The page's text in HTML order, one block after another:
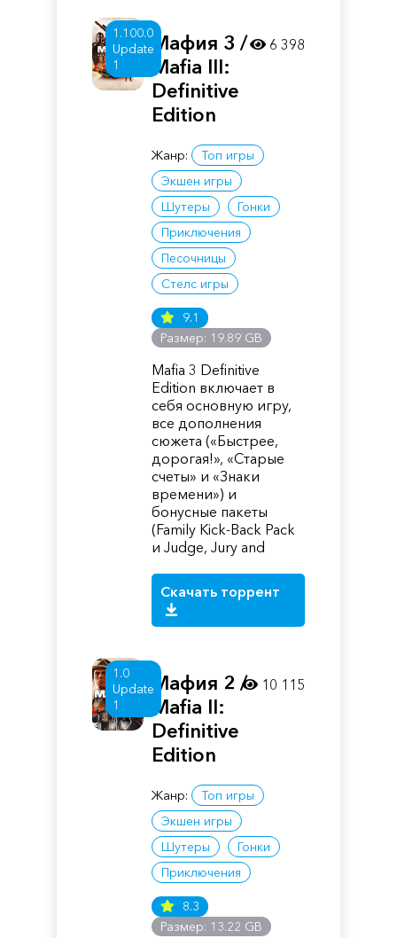
1.100.0
Update
1
Мафия 3 /
Mafia III:
Definitive
Edition
Жанр:
Топ игры
Экшен игры
Шутеры
Гонки
Приключения
Песочницы
Стелс игры
9.1
Размер: 19.89 GB
Mafia 3 Definitive
Edition включает в
себя основную игру,
все дополнения
сюжета («Быстрее,
дорогая!», «Старые
счеты» и «Знаки
времени») и
бонусные пакеты
(Family Kick-Back Pack
и Judge, Jury and
Скачать торрент
6 398
1.0
Update
1
Мафия 2 /
Mafia II:
Definitive
Edition
Жанр:
Топ игры
Экшен игры
Шутеры
Гонки
Приключения
8.3
Размер: 13.22 GB
10 115